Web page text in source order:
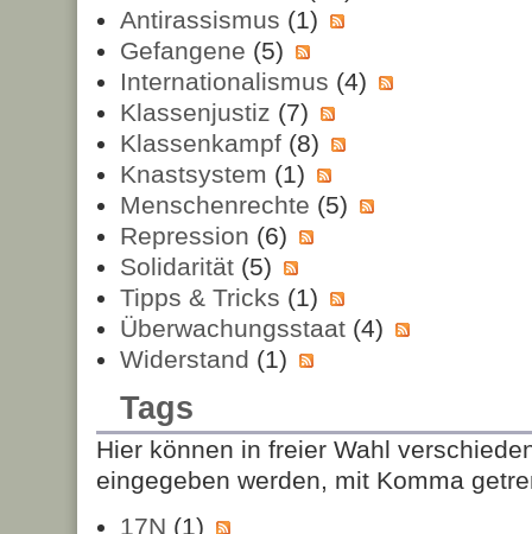
Antirassismus (1)
Gefangene (5)
Internationalismus (4)
Klassenjustiz (7)
Klassenkampf(8)
Knastsystem (1)
Menschenrechte (5)
Repression (6)
Solidarität(5)
Tipps & Tricks (1)
Überwachungsstaat(4)
Widerstand (1)
Tags
Hier können in freier Wahl
eingegeben werden, mit Komma
17N (1)